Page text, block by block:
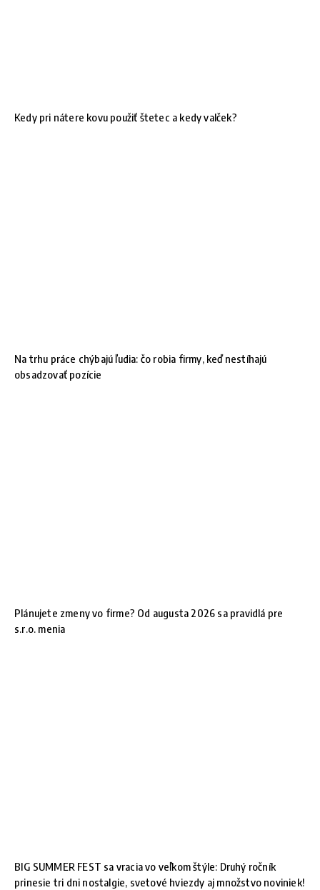
Kedy pri nátere kovu použiť štetec a kedy valček?
Na trhu práce chýbajú ľudia: čo robia firmy, keď nestíhajú
obsadzovať pozície
Plánujete zmeny vo firme? Od augusta 2026 sa pravidlá pre
s.r.o. menia
BIG SUMMER FEST sa vracia vo veľkom štýle: Druhý ročník
prinesie tri dni nostalgie, svetové hviezdy aj množstvo noviniek!